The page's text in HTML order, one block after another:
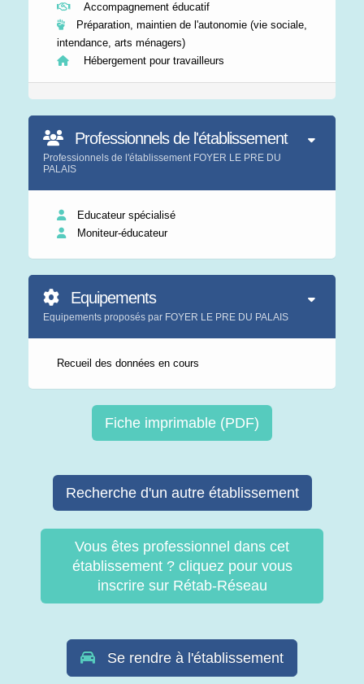
Accompagnement éducatif
Préparation, maintien de l'autonomie (vie sociale,
intendance, arts ménagers)
Hébergement pour travailleurs
Professionnels de l'établissement
Professionnels de l'établissement FOYER LE PRE DU
PALAIS
Educateur spécialisé
Moniteur-éducateur
Equipements
Equipements proposés par FOYER LE PRE DU PALAIS
Recueil des données en cours
Fiche imprimable (PDF)
Recherche d'un autre établissement
Vous êtes professionnel dans cet
établissement ? cliquez pour vous
inscrire sur Rétab-Réseau
Se rendre à l'établissement